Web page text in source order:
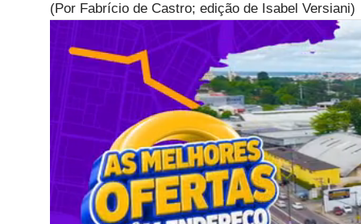
(Por Fabrício de Castro; edição de Isabel Versiani)